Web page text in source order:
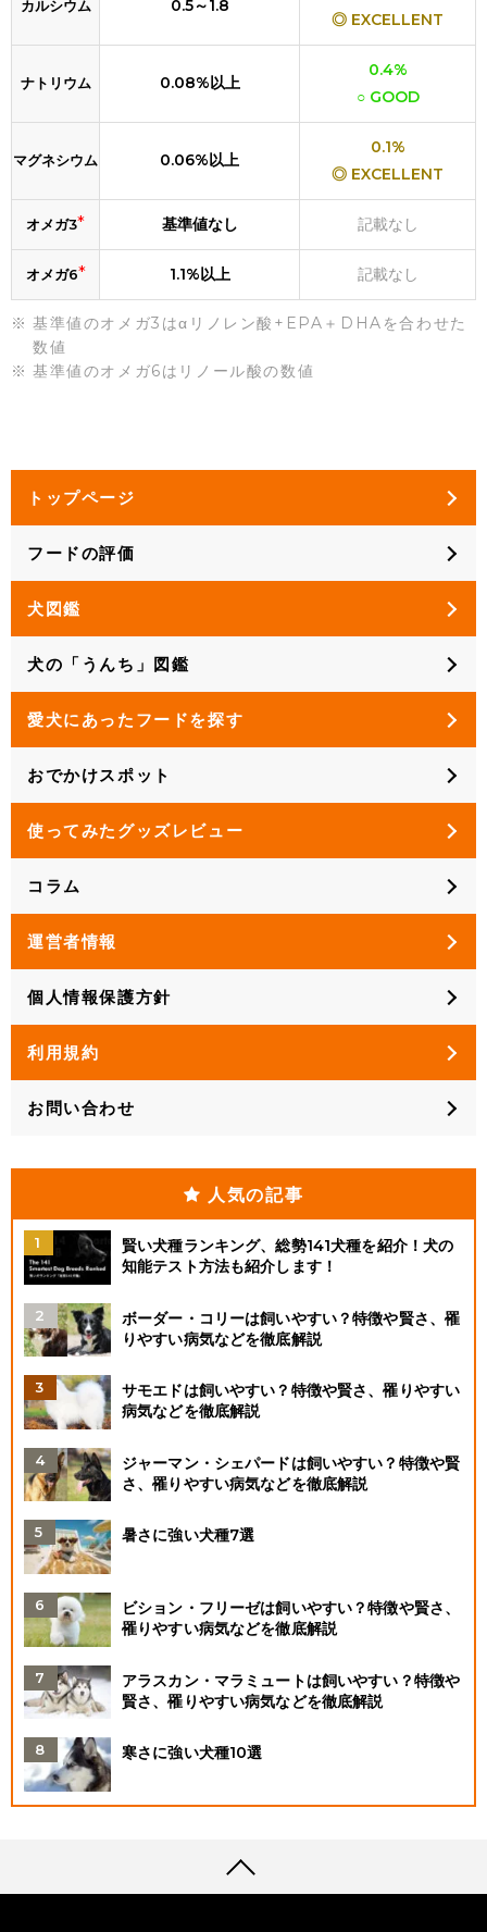
カルシウム 0.5～1.8
◎ EXCELLENT
ナトリウム 0.08%以上
0.4%
○ GOOD
マグネシウム 0.06%以上
0.1%
◎ EXCELLENT
オメガ3* 基準値なし 記載なし
オメガ6* 1.1%以上 記載なし
基準値のオメガ3はαリノレン酸+EPA＋DHAを合わせた
数値
基準値のオメガ6はリノール酸の数値
トップページ
フードの評価
犬図鑑
犬の「うんち」図鑑
愛犬にあったフードを探す
おでかけスポット
使ってみたグッズレビュー
コラム
運営者情報
個人情報保護方針
利用規約
お問い合わせ
人気の記事
賢い犬種ランキング、総勢141犬種を紹介！犬の
知能テスト方法も紹介します！
ボーダー・コリーは飼いやすい？特徴や賢さ、罹
りやすい病気などを徹底解説
サモエドは飼いやすい？特徴や賢さ、罹りやすい
病気などを徹底解説
ジャーマン・シェパードは飼いやすい？特徴や賢
さ、罹りやすい病気などを徹底解説
暑さに強い犬種7選
ビション・フリーゼは飼いやすい？特徴や賢さ、
罹りやすい病気などを徹底解説
アラスカン・マラミュートは飼いやすい？特徴や
賢さ、罹りやすい病気などを徹底解説
寒さに強い犬種10選